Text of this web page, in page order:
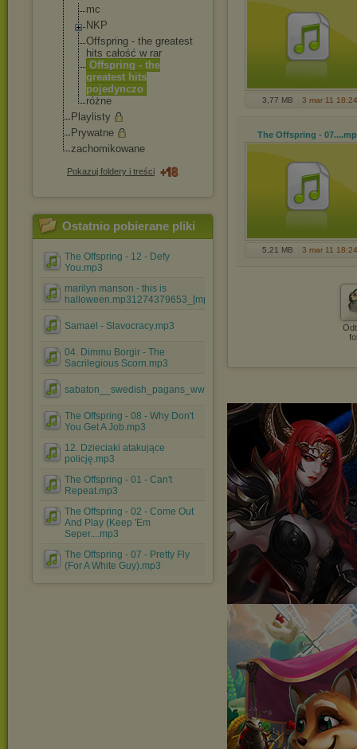
mc
NKP
Offspring - the greatest
hits całość w rar
Offspring - the
greatest hits
pojedynczo
różne
Playlisty
Prywatne
zachomikowane
Pokazuj foldery i treści
Ostatnio pobierane pliki
The Offspring - 12 - Defy
You.mp3
marilyn manson - this is
halloween.mp31274379653_[mp3.....mp3
Samael - Slavocracy.mp3
04. Dimmu Borgir - The
Sacrilegious Scorn.mp3
sabaton__swedish_pagans_www.przeklej.pl.mp3
The Offspring - 08 - Why Don't
You Get A Job.mp3
12. Dzieciaki atakujące
policję.mp3
The Offspring - 01 - Can't
Repeat.mp3
The Offspring - 02 - Come Out
And Play (Keep 'Em
Seper....mp3
The Offspring - 07 - Pretty Fly
(For A White Guy).mp3
3,77 MB 3 mar 11 18:24
The Offspring - 07...
5,21 MB 3 mar 11 18:24